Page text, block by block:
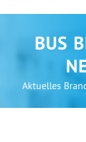
BUS
Aktuelles